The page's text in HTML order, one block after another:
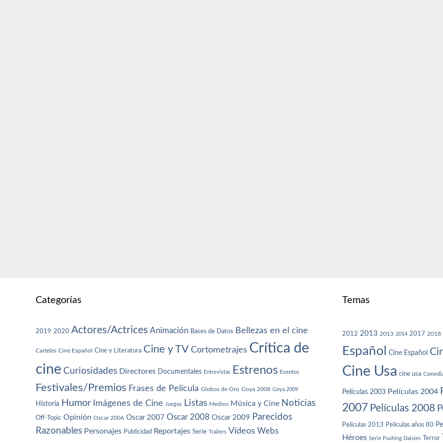
Categorías
2019 2020 Actores/Actrices Animación Bases de Datos Bellezas en el cine
Carteles Cine Español Cine y Literatura Cine y TV Cortometrajes Crítica de
cine Curiosidades Directores Documentales Entrevistas Estrenos Eventos
Festivales/Premios Frases de Película Globos de Oro Goya 2008 Goya 2009
Historia Humor Imágenes de Cine Juegos Listas Medios Música y Cine Noticias
Off-Topic Opinión Oscar 2006 Oscar 2007 Oscar 2008 Oscar 2009 Parecidos
Razonables Personajes Publicidad Reportajes Serie Trailers Vídeos Webs
Temas
2012 2013 2013 2014 2017 2018
Español Cine Español
Cine Usa cine usa
Películas 2003 Películas 2004
2007 Películas 2008
Películas 2013 Películas años 80
Héroes Serie Pushing Daisies Terror